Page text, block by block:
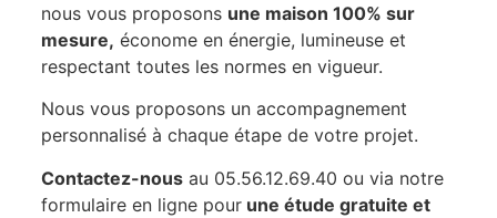
nous vous proposons une maison 100% sur
mesure, économe en énergie, lumineuse et
respectant toutes les normes en vigueur.
Nous vous proposons un accompagnement
personnalisé à chaque étape de votre projet.
Contactez-nous au 05.56.12.69.40 ou via notre
formulaire en ligne pour une étude gratuite et